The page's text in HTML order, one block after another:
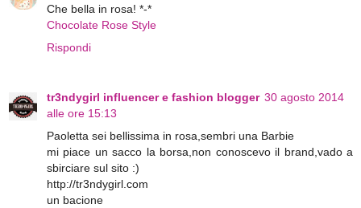
Che bella in rosa! *-*
Chocolate Rose Style
Rispondi
tr3ndygirl influencer e fashion blogger 30 agosto 2014
alle ore 15:13
Paoletta sei bellissima in rosa,sembri una Barbie
mi piace un sacco la borsa,non conoscevo il brand,vado a
sbirciare sul sito :)
http://tr3ndygirl.com
un bacione